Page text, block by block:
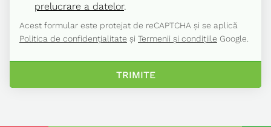
prelucrare a datelor.
Acest formular este protejat de reCAPTCHA și se aplică
Politica de confidențialitate și Termenii și condițiile Google.
TRIMITE